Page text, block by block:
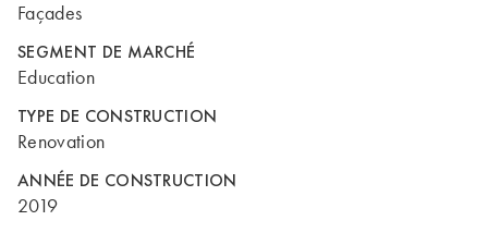
Façades
SEGMENT DE MARCHÉ
Education
TYPE DE CONSTRUCTION
Renovation
ANNÉE DE CONSTRUCTION
2019